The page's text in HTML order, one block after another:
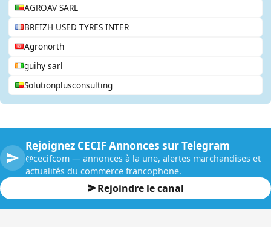
AGROAV SARL
BREIZH USED TYRES INTER
Agronorth
guihy sarl
Solutionplusconsulting
Rejoignez CECIF Annonces sur Telegram
@cecifcom — annonces à la une, alertes marchandises et
actualités du commerce francophone.
Rejoindre le canal